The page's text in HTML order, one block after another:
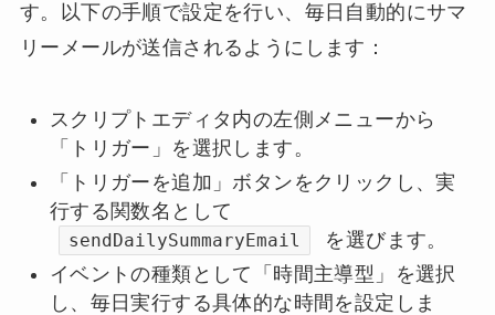
す。以下の手順で設定を行い、毎日自動的にサマ
リーメールが送信されるようにします：
スクリプトエディタ内の左側メニューから
「トリガー」を選択します。
「トリガーを追加」ボタンをクリックし、実
行する関数名として
sendDailySummaryEmail
を選びます。
イベントの種類として「時間主導型」を選択
し、毎日実行する具体的な時間を設定しま